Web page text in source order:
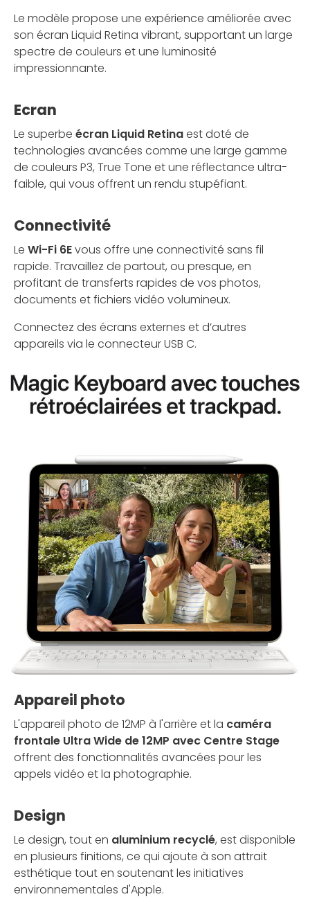
Le modèle propose une expérience améliorée avec
son écran Liquid Retina vibrant, supportant un large
spectre de couleurs et une luminosité
impressionnante.
Ecran
Le superbe écran Liquid Retinaest doté de
technologies avancées comme une large gamme
de couleurs P3, True Tone et une réflectance ultra-
faible, qui vous offrent un rendu stupéfiant.
Connectivité
Le Wi-Fi 6Evous offre une connectivité sans fil
rapide. Travaillez de partout, ou presque, en
profitant de transferts rapides de vos photos,
documents et fichiers vidéo volumineux.
Connectez des écrans externes et d’autres
appareils via le connecteur USB C.
Appareil photo
L'appareil photo de 12MP à l'arrière et la caméra
frontale Ultra Wide de 12MP avec Centre Stage
offrent des fonctionnalités avancées pour les
appels vidéo et la photographie.
Design
Le design, tout en aluminium recyclé, est disponible
en plusieurs finitions, ce qui ajoute à son attrait
esthétique tout en soutenant les initiatives
environnementales d'Apple.